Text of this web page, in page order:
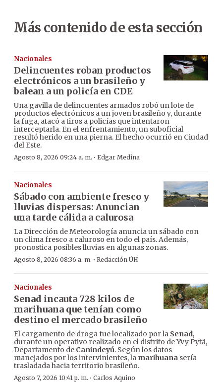
Más contenido de esta sección
Nacionales
Delincuentes roban productos
electrónicos a un brasileño y
balean a un policía en CDE
Una gavilla de delincuentes armados robó un lote de
productos electrónicos a un joven brasileño y, durante
la fuga, atacó a tiros a policías que intentaron
interceptarla. En el enfrentamiento, un suboficial
resultó herido en una pierna. El hecho ocurrió en Ciudad
del Este.
Agosto 8, 2026 09:24 a. m. · Edgar Medina
Nacionales
Sábado con ambiente fresco y
lluvias dispersas: Anuncian
una tarde cálida a calurosa
La Dirección de Meteorología anuncia un sábado con
un clima fresco a caluroso en todo el país. Además,
pronostica posibles lluvias en algunas zonas.
Agosto 8, 2026 08:36 a. m. · Redacción ÚH
Nacionales
Senad incauta 728 kilos de
marihuana que tenían como
destino el mercado brasileño
El cargamento de droga fue localizado por la Senad,
durante un operativo realizado en el distrito de Yvy Pytã,
Departamento de Canindeyú. Según los datos
manejados por los intervinientes, la marihuana sería
trasladada hacia territorio brasileño.
Agosto 7, 2026 10:41 p. m. · Carlos Aquino